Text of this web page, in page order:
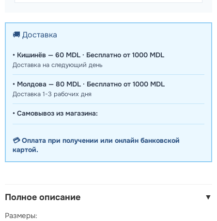
🚚 Доставка
• Кишинёв — 60 MDL · Бесплатно от 1000 MDL
Доставка на следующий день
• Молдова — 80 MDL · Бесплатно от 1000 MDL
Доставка 1-3 рабочих дня
• Самовывоз из магазина:
💳 Оплата при получении или онлайн банковской
картой.
Полное описание ▼
Размеры: